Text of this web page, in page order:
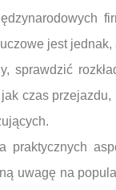
jest
sprawdzić
czas
uwagę na